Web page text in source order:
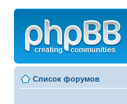
Список форумов